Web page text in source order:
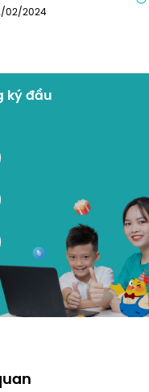
02/2024
ký đầu